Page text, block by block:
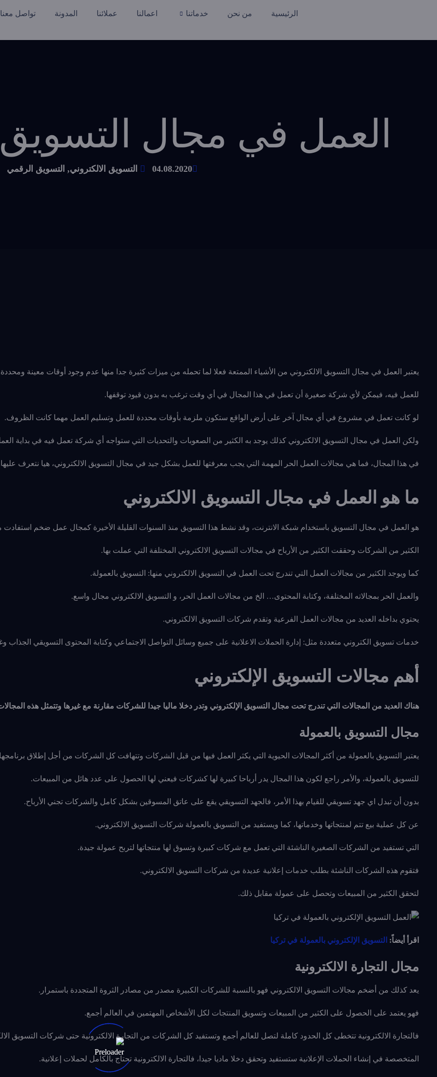
الرئيسية من نحن خدماتنا اعمالنا عملائنا المدونة تواصل معنا
العمل في مجال التسويق
04.08.2020 التسويق الالكتروني, التسويق الرقمي
يعتبر العمل في مجال التسويق الالكتروني من الأشياء الممتعة فعلا لما تحمله من ميزات كثيرة جدا منها عدم وجود أوقات معينة
للعمل فيه، فيمكن لأي شركة صغيرة أن تعمل في هذا المجال في أي وقت ترغب به بدون قيود توقفها.
لو كانت تعمل في مشروع في أي مجال آخر على أرض الواقع ستكون ملزمة بأوقات محددة للعمل وتسليم العمل مهما كانت الظروف.
ولكن العمل في مجال التسويق الالكتروني كذلك يوجد به الكثير من الصعوبات والتحديات التي ستواجه أي شركة تعمل فيه في بداية
في هذا المجال، فما هي مجالات العمل الحر المهمة التي يجب معرفتها للعمل بشكل جيد في مجال التسويق الالكتروني، هيا نتعرف
ما هو العمل في مجال التسويق الالكتروني
هو العمل في مجال التسويق باستخدام شبكة الانترنت، وقد نشط هذا التسويق منذ السنوات القليلة الأخيرة كمجال عمل ضخم استفادت
الكثير من الشركات وحققت الكثير من الأرباح في مجالات التسويق الالكتروني المختلفة التي عملت بها.
كما ويوجد الكثير من مجالات العمل التي تندرج تحت العمل في التسويق الالكتروني منها: التسويق بالعمولة.
والعمل الحر بمجالاته المختلفة، وكتابة المحتوى… الخ من مجالات العمل الحر، و التسويق الالكتروني مجال واسع.
يحتوي بداخله العديد من مجالات العمل الفرعية وتقدم شركات التسويق الالكتروني.
خدمات تسويق الكتروني متعددة مثل: إدارة الحملات الاعلانية على جميع وسائل التواصل الاجتماعي وكتابة المحتوى التسويقي الجذاب
أهم مجالات التسويق الإلكتروني
هناك العديد من المجالات التي تندرج تحت مجال التسويق الإلكتروني وتدر دخلا ماليا جيدا للشركات مقارنة مع غيرها وتتمثل هذه
مجال التسويق بالعمولة
يعتبر التسويق بالعمولة من أكثر المجالات الحيوية التي يكثر العمل فيها من قبل الشركات وتتهافت كل الشركات من أجل إطلاق
للتسويق بالعمولة، والأمر راجع لكون هذا المجال يدر أرباحا كبيرة لها كشركات فيعني لها الحصول على عدد هائل من المبيعات.
بدون أن تبدل اي جهد تسويقي للقيام بهذا الأمر، فالجهد التسويقي يقع على عاتق المسوقين بشكل كامل والشركات تجني الأرباح.
عن كل عملية بيع تتم لمنتجاتها وخدماتها، كما ويستفيد من التسويق بالعمولة شركات التسويق الالكتروني.
التي تستفيد من الشركات الصغيرة الناشئة التي تعمل مع شركات كبيرة وتسوق لها منتجاتها لتربح عمولة جيدة.
فتقوم هذه الشركات الناشئة بطلب خدمات إعلانية عديدة من شركات التسويق الالكتروني.
لتحقق الكثير من المبيعات وتحصل على عمولة مقابل ذلك.
اقرأ أيضاً: التسويق الإلكتروني بالعمولة في تركيا
مجال التجارة الالكترونية
يعد كذلك من أضخم مجالات التسويق الالكتروني فهو بالنسبة للشركات الكبيرة مصدر من مصادر الثروة المتجددة باستمرار.
فهو يعتمد على الحصول على الكثير من المبيعات وتسويق المنتجات لكل الأشخاص المهتمين في العالم أجمع.
فالتجارة الالكترونية تتخطى كل الحدود كاملة لتصل للعالم أجمع وتستفيد كل الشركات من التجارة الالكترونية حتى شركات التسويق
المتخصصة في إنشاء الحملات الإعلانية ستستفيد وتحقق دخلا ماديا جيدا، فالتجارة الالكترونية تحتاج بالكامل لحملات إعلانية.